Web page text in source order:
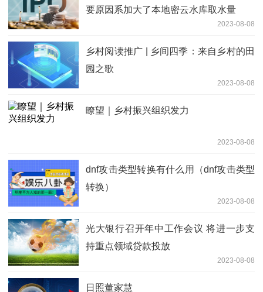
要原因系加大了本地密云水库取水量
2023-08-08
乡村阅读推广 | 乡间四季：来自乡村的田
园之歌
2023-08-08
瞭望｜乡村振兴组织发力
2023-08-08
dnf攻击类型转换有什么用（dnf攻击类型
转换）
2023-08-08
光大银行召开年中工作会议 将进一步支
持重点领域贷款投放
2023-08-08
日照董家慧